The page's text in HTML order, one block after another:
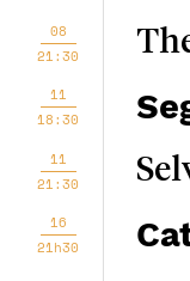
08
21:30
11
18:30
11
21:30
16
21h30